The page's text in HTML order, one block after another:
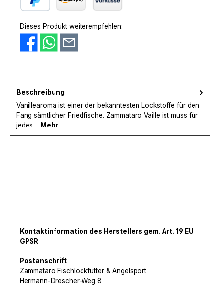
Dieses Produkt weiterempfehlen:
Beschreibung
Vanillearoma ist einer der bekanntesten Lockstoffe für den
Fang sämtlicher Friedfische. Zammataro Vaille ist muss für
jedes… Mehr
Kontaktinformation des Herstellers gem. Art. 19 EU
GPSR
Postanschrift
Zammataro Fischlockfutter & Angelsport
Hermann-Drescher-Weg 8